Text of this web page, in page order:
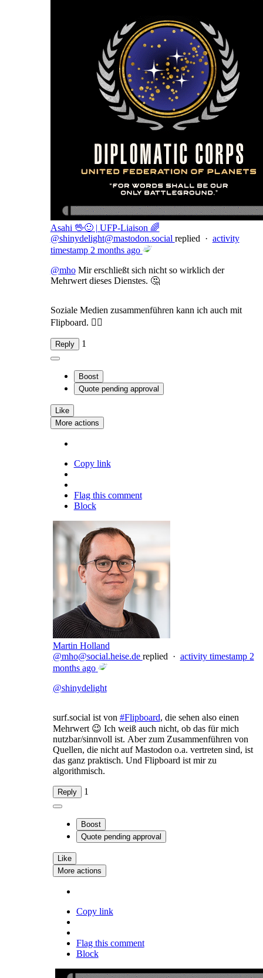
Asahi 🖖🙂 | UFP-Liaison 🌈
@shinydelight@mastodon.social replied · activity
timestamp 2 months ago
@mhoMir erschließt sich nicht so wirklich der
Mehrwert dieses Dienstes. 🤔
Soziale Medien zusammenführen kann ich auch mit
Flipboard. 🤷‍♂️
Reply 1
Boost
Quote pending approval
Like
More actions
Copy link
Flag this comment
Block
Martin Holland
@mho@social.heise.de replied · activity timestamp 2
months ago
@shinydelight
surf.social ist von #Flipboard, die sehen also einen
Mehrwert 😉 Ich weiß auch nicht, ob das für mich
nutzbar/sinnvoll ist. Aber zum Zusammenführen von
Quellen, die nicht auf Mastodon o.a. vertreten sind, ist
das ganz praktisch. Und Flipboard ist mir zu
algorithmisch.
Reply 1
Boost
Quote pending approval
Like
More actions
Copy link
Flag this comment
Block